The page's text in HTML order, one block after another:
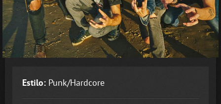
Estilo: Punk/Hardcore